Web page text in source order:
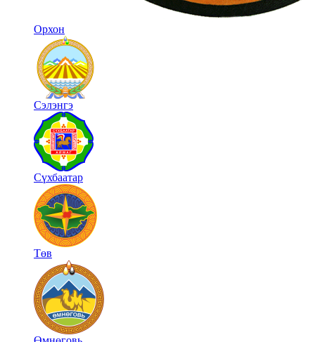
Орхон
Сэлэнгэ
Сүхбаатар
Төв